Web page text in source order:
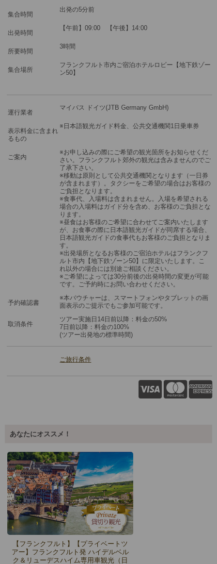
集合時間
出発の5分前
出発時間
【午前】09:00 【午後】14:00
所要時間
3時間
集合場所
フランクフルト市内ご宿泊ホテルロビー【地下鉄ゾー
ン50】
運行業者
マイバス ドイツ(JTB Germany GmbH)
表示料金に含まれ
るもの
※日本語観光ガイド料金、公共交通機関1日乗車券
ご案内
※お申し込みの際にご希望の観光箇所をお知らせくだ
さい。フランクフルト郊外の観光は含みませんのでご
了承下さい。
※移動は原則として公共交通機関となります（一日券
が含まれます）。タクシーをご希望の場合はお客様の
ご負担となります。
※食事代、入場料は含まれません。入場を希望される
場合の入場料はガイド分を含め、お客様のご負担とな
ります。
※昼食はお客様のご希望に合わせてご案内いたします
が、お食事の際に日本語観光ガイドが同席する場合、
日本語観光ガイドの食事代もお客様のご負担となりま
す。
※出発場所となるお客様のご宿泊ホテルはフランクフ
ルト市内【地下鉄ゾーン50】に限定いたします。こ
れ以外の場合には別途ご相談ください。
※ご希望によっては30分前後の出発時間の変更が可能
です。ご予約時にお問い合わせください。
予約確認書
※本バウチャーは、スマートフォンやタブレットの画
面表示のご提示でもご参加可能です。
取消条件
ツアー実施日14日前以降：料金の50%
7日前以降：料金の100%
(ツアー出発地の標準時間)
ご旅行条件
あなたにオススメ！
【フランクフルト】【プライベートツ
アー】フランクフルト発 ハイデルベル
ク＆リューデスハイム専用車観光（日